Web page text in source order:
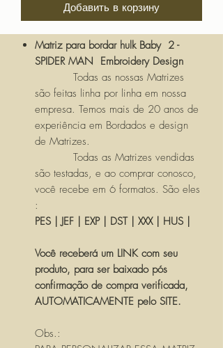
Добавить в корзину
Matriz para bordar hulk Baby 2 -
SPIDER MAN Embroidery Design
Todas as nossas Matrizes
são feitas linha por linha em nossa
empresa. Temos mais de 20 anos de
experiência em Bordados e design
de Matrizes.
Todas as Matrizes vendidas
são testadas, e ao comprar conosco,
você recebe em 6 formatos. São eles
:
PES | JEF | EXP | DST | XXX | HUS |
Você receberá um LINK com seu
produto, para ser baixado pós
confirmação de compra verificada,
AUTOMATICAMENTE pelo SITE.
Obs.: